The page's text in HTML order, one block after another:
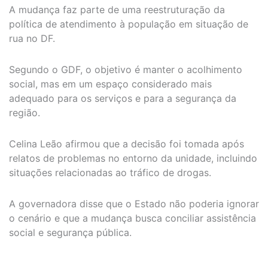
A mudança faz parte de uma reestruturação da
política de atendimento à população em situação de
rua no DF.
Segundo o GDF, o objetivo é manter o acolhimento
social, mas em um espaço considerado mais
adequado para os serviços e para a segurança da
região.
Celina Leão afirmou que a decisão foi tomada após
relatos de problemas no entorno da unidade, incluindo
situações relacionadas ao tráfico de drogas.
A governadora disse que o Estado não poderia ignorar
o cenário e que a mudança busca conciliar assistência
social e segurança pública.